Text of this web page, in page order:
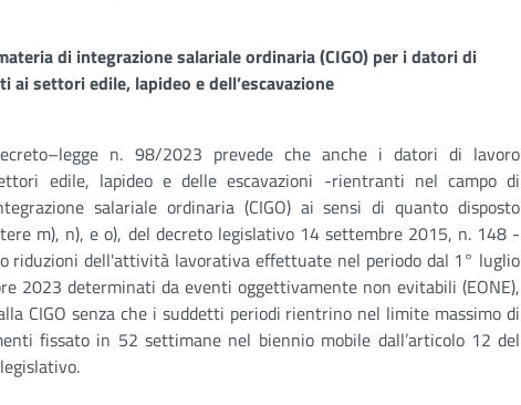
di integrazione salariale ordinaria (CIGO) per i datori di
ai settori edile, lapideo e dell’escavazione
n. 98/2023 prevede che anche i datori di lavoro
edile, lapideo e delle escavazioni -rientranti nel campo di
salariale ordinaria (CIGO) ai sensi di quanto disposto
m), n), e o), del decreto legislativo 14 settembre 2015, n. 148 -
riduzioni dell'attività lavorativa effettuate nel periodo dal 1° luglio
2023 determinati da eventi oggettivamente non evitabili (EONE),
CIGO senza che i suddetti periodi rientrino nel limite massimo di
fissato in 52 settimane nel biennio mobile dall’articolo 12 del